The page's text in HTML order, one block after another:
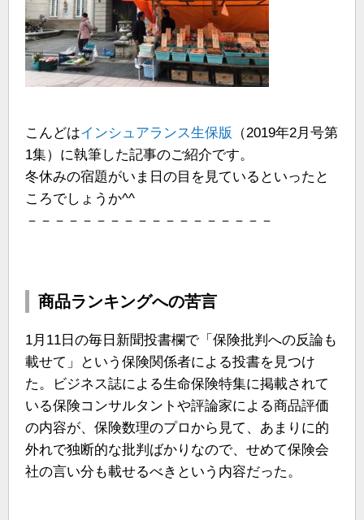
こんどはインシュアランス生保版
（2019年2月号第
1集）に執筆した記事のご紹介です。
冬休みの宿題がいま日の目を見ているといったと
ころでしょうか^^
－－－－－－－－－－－－－－－－－－
商品ランキングへの苦言
1月11日の毎日新聞投書欄で「保険批判への反論も
載せて」という保険関係者による投書を見つけ
た。ビジネス誌による生命保険特集に掲載されて
いる保険コンサルタントや評論家による商品評価
の内容が、保険数理のプロから見て、あまりに的
外れで独断的な批判ばかりなので、せめて保険会
社の言い分も載せるべきという内容だった。